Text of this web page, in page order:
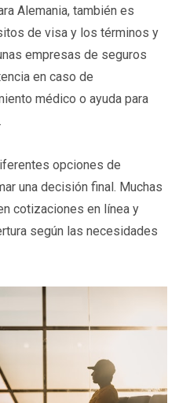
Alemania, también es
de visa y los términos y
empresas de seguros
en caso de
médico o ayuda para
opciones de
una decisión final. Muchas
cotizaciones en línea y
según las necesidades